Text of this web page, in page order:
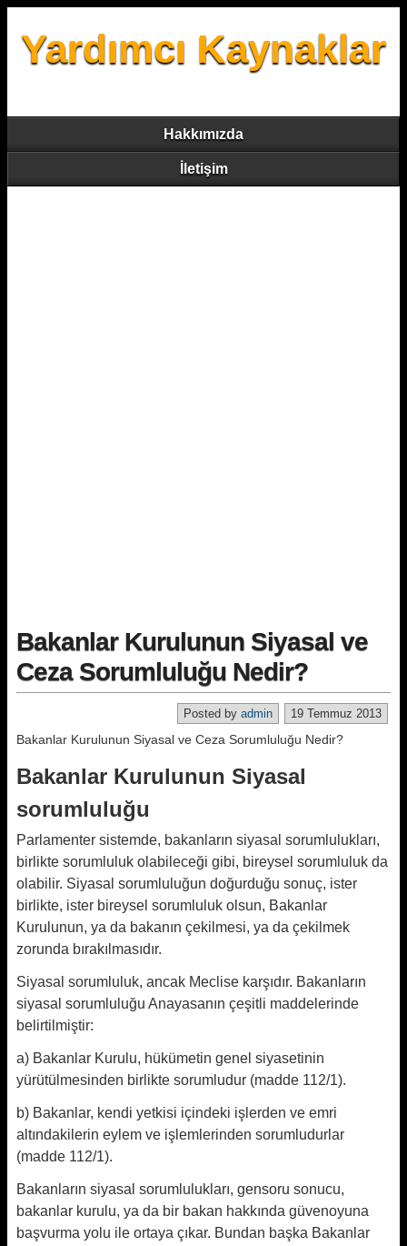
Yardımcı Kaynaklar
Hakkımızda
İletişim
Bakanlar Kurulunun Siyasal ve
Ceza Sorumluluğu Nedir?
19 Temmuz 2013
Posted by admin
Bakanlar Kurulunun Siyasal ve Ceza Sorumluluğu Nedir?
Bakanlar Kurulunun Siyasal
sorumluluğu
Parlamenter sistemde, bakanların siyasal sorumlulukları,
birlikte sorumluluk olabileceği gibi, bireysel sorumluluk da
olabilir. Siyasal sorumluluğun doğurduğu sonuç, ister
birlikte, ister bireysel sorumluluk olsun, Bakanlar
Kurulunun, ya da bakanın çekilmesi, ya da çekilmek
zorunda bırakılmasıdır.
Siyasal sorumluluk, ancak Meclise karşıdır. Bakanların
siyasal sorumluluğu Anayasanın çeşitli maddelerinde
belirtilmiştir:
a) Bakanlar Kurulu, hükümetin genel siyasetinin
yürütülmesinden birlikte sorumludur (madde 112/1).
b) Bakanlar, kendi yetkisi içindeki işlerden ve emri
altındakilerin eylem ve işlemlerinden sorumludurlar
(madde 112/1).
Bakanların siyasal sorumlulukları, gensoru sonucu,
bakanlar kurulu, ya da bir bakan hakkında güvenoyuna
başvurma yolu ile ortaya çıkar. Bundan başka Bakanlar